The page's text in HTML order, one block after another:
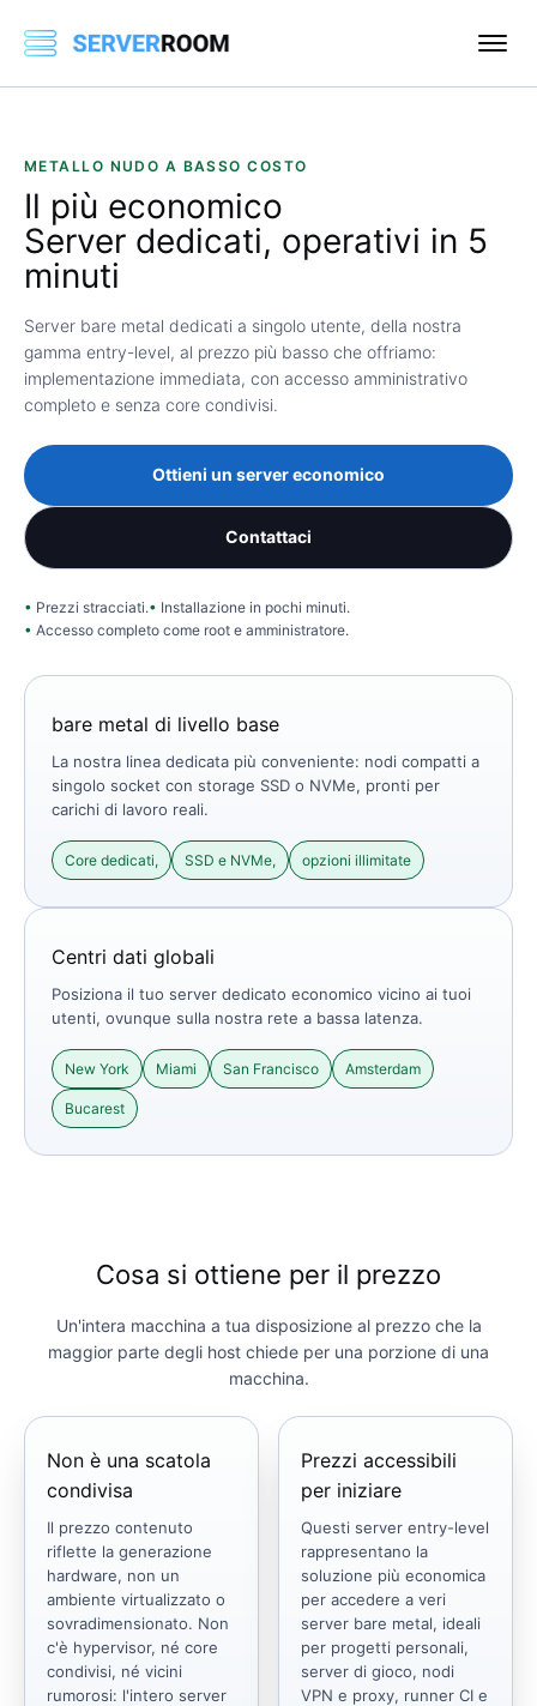
METALLO NUDO A BASSO COSTO
Il più economico
Server dedicati, operativi in ​​5
minuti
Server bare metal dedicati a singolo utente, della nostra
gamma entry-level, al prezzo più basso che offriamo:
implementazione immediata, con accesso amministrativo
completo e senza core condivisi.
Ottieni un server economico
Contattaci
Prezzi stracciati.
Installazione in pochi minuti.
Accesso completo come root e amministratore.
bare metal di livello base
La nostra linea dedicata più conveniente: nodi compatti a
singolo socket con storage SSD o NVMe, pronti per
carichi di lavoro reali.
Core dedicati, SSD e NVMe, opzioni illimitate
Centri dati globali
Posiziona il tuo server dedicato economico vicino ai tuoi
utenti, ovunque sulla nostra rete a bassa latenza.
New York Miami San Francisco Amsterdam
Bucarest
Cosa si ottiene per il prezzo
Un'intera macchina a tua disposizione al prezzo che la
maggior parte degli host chiede per una porzione di una
macchina.
Non è una scatola
condivisa
Il prezzo contenuto
riflette la generazione
hardware, non un
ambiente virtualizzato o
sovradimensionato. Non
c'è hypervisor, né core
condivisi, né vicini
rumorosi: l'intero server
Prezzi accessibili
per iniziare
Questi server entry-level
rappresentano la
soluzione più economica
per accedere a veri
server bare metal, ideali
per progetti personali,
server di gioco, nodi
VPN e proxy, runner CI e